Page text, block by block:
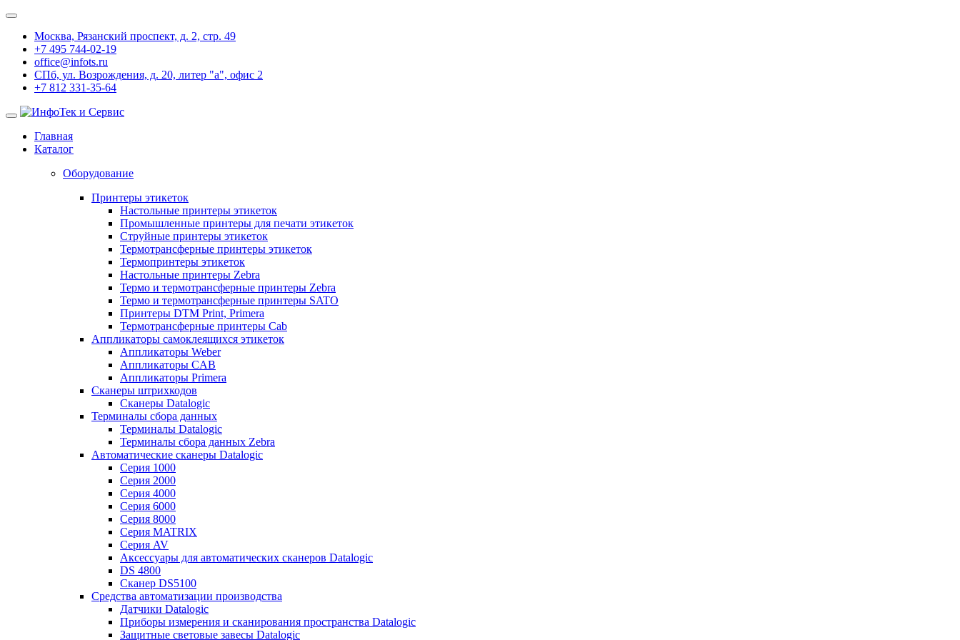
Москва, Рязанский проспект, д. 2, стр. 49
+7 495 744-02-19
office@infots.ru
СПб, ул. Возрождения, д. 20, литер "a", офис 2
+7 812 331-35-64
Главная
Каталог
Оборудование
Принтеры этикеток
Настольные принтеры этикеток
Промышленные принтеры для печати этикеток
Струйные принтеры этикеток
Термотрансферные принтеры этикеток
Термопринтеры этикеток
Настольные принтеры Zebra
Термо и термотрансферные принтеры Zebra
Термо и термотрансферные принтеры SATO
Принтеры DTM Print, Primera
Термотрансферные принтеры Cab
Аппликаторы самоклеящихся этикеток
Аппликаторы Weber
Аппликаторы CAB
Аппликаторы Primera
Сканеры штрихкодов
Сканеры Datalogic
Терминалы сбора данных
Терминалы Datalogic
Терминалы сбора данных Zebra
Автоматические сканеры Datalogic
Серия 1000
Серия 2000
Серия 4000
Серия 6000
Серия 8000
Серия MATRIX
Серия AV
Аксессуары для автоматических сканеров Datalogic
DS 4800
Сканер DS5100
Средства автоматизации производства
Датчики Datalogic
Приборы измерения и сканирования пространства Datalogic
Защитные световые завесы Datalogic